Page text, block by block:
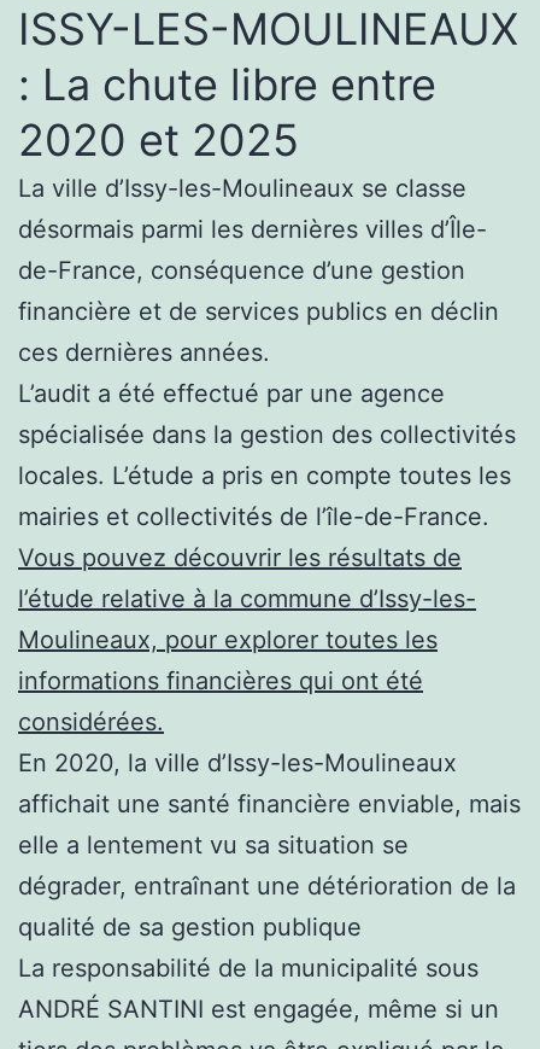
ISSY-LES-MOULINEAUX
: La chute libre entre
2020 et 2025
La ville d’Issy-les-Moulineaux se classe
désormais parmi les dernières villes d’Île-
de-France, conséquence d’une gestion
financière et de services publics en déclin
ces dernières années.
L’audit a été effectué par une agence
spécialisée dans la gestion des collectivités
locales. L’étude a pris en compte toutes les
mairies et collectivités de l’île-de-France.
Vous pouvez découvrir les résultats de
l’étude relative à la commune d’Issy-les-
Moulineaux, pour explorer toutes les
informations financières qui ont été
considérées.
En 2020, la ville d’Issy-les-Moulineaux
affichait une santé financière enviable, mais
elle a lentement vu sa situation se
dégrader, entraînant une détérioration de la
qualité de sa gestion publique
La responsabilité de la municipalité sous
ANDRÉ SANTINI est engagée, même si un